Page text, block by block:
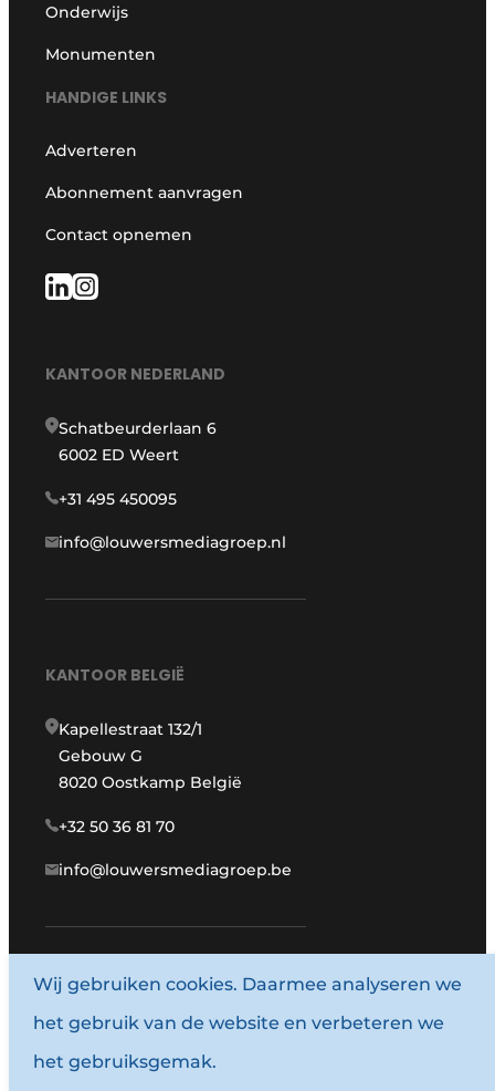
Onderwijs
Monumenten
HANDIGE LINKS
Adverteren
Abonnement aanvragen
Contact opnemen
KANTOOR NEDERLAND
Schatbeurderlaan 6
6002 ED Weert
+31 495 450095
info@louwersmediagroep.nl
KANTOOR BELGIË
Kapellestraat 132/1
Gebouw G
8020 Oostkamp België
+32 50 36 81 70
info@louwersmediagroep.be
www.louwersmediagroep.com
© 1987 - 2026 Louwersmediagroep.
Algemene voorwaarden
Wij gebruiken cookies. Daarmee analyseren we
het gebruik van de website en verbeteren we
het gebruiksgemak.